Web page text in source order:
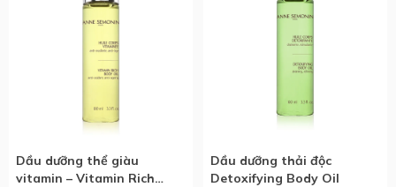
Dầu dưỡng thể giàu
vitamin – Vitamin Rich
Dầu dưỡng thải độc
Detoxifying Body Oil